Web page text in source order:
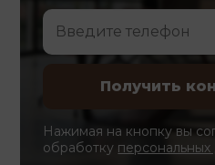
Нажимая на кнопку вы
обработку